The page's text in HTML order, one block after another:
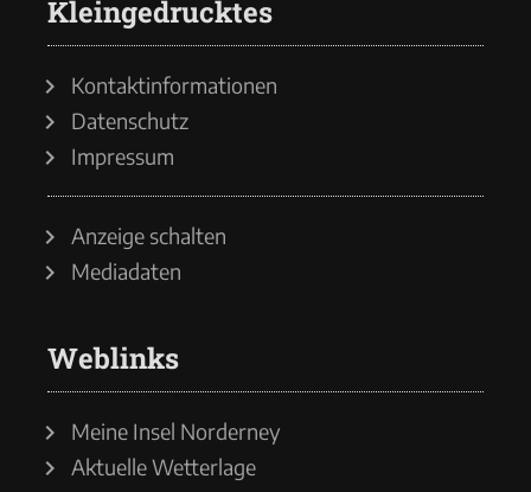
Kleingedrucktes
Kontaktinformationen
Datenschutz
Impressum
Anzeige schalten
Mediadaten
Weblinks
Meine Insel Norderney
Aktuelle Wetterlage